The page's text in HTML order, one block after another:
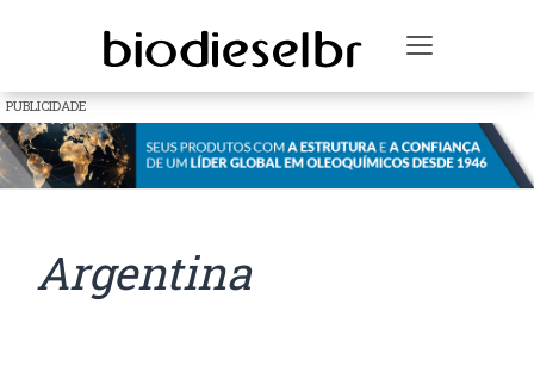
Toggle
PUBLICIDADE
Argentina